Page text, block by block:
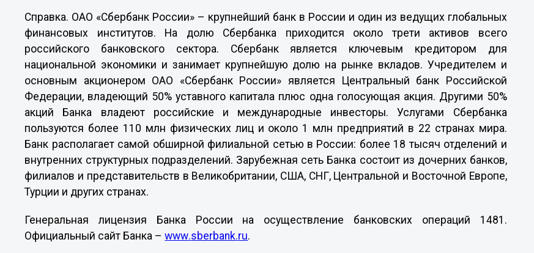
Справка. ОАО «Сбербанк России» – крупнейший банк в России и один из ведущих глобальных
финансовых институтов. На долю Сбербанка приходится около трети активов всего
российского банковского сектора. Сбербанк является ключевым кредитором для
национальной экономики и занимает крупнейшую долю на рынке вкладов. Учредителем и
основным акционером ОАО «Сбербанк России» является Центральный банк Российской
Федерации, владеющий 50% уставного капитала плюс одна голосующая акция. Другими 50%
акций Банка владеют российские и международные инвесторы. Услугами Сбербанка
пользуются более 110 млн физических лиц и около 1 млн предприятий в 22 странах мира.
Банк располагает самой обширной филиальной сетью в России: более 18 тысяч отделений и
внутренних структурных подразделений. Зарубежная сеть Банка состоит из дочерних банков,
филиалов и представительств в Великобритании, США, СНГ, Центральной и Восточной Европе,
Турции и других странах.
Генеральная лицензия Банка России на осуществление банковских операций 1481.
Официальный сайт Банка –www.sberbank.ru.